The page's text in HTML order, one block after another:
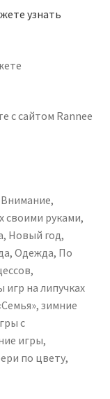
узнать
с сайтом Rannee
Внимание,
своими руками,
, Новый год,
, Одежда, По
,
на липучках
, зимние
с
игры,
по цвету,